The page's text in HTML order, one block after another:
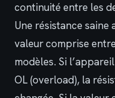
continuité entre les
Une résistance saine
valeur comprise
modèles. Si
OL (overload), la